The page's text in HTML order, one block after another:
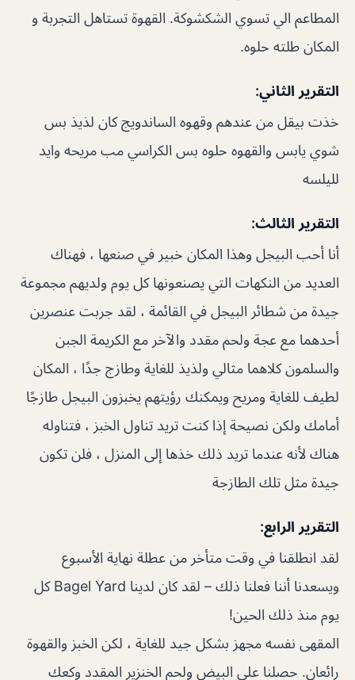
المطاعم الي تسوي الشكشوكة. القهوة تستاهل التجربة و
المكان طلته حلوه.
التقرير الثاني:
خذت بيقل من عندهم وقهوه الساندويج كان لذيذ بس
شوي يابس والقهوه حلوه بس الكراسي مب مريحه وايد
لليلسه
التقرير الثالث:
أنا أحب البيجل وهذا المكان خبير في صنعها ، فهناك
العديد من النكهات التي يصنعونها كل يوم ولديهم مجموعة
جيدة من شطائر البيجل في القائمة ، لقد جربت عنصرين
أحدهما مع عجة ولحم مقدد والآخر مع الكريمة الجبن
والسلمون كلاهما مثالي ولذيذ للغاية وطازج جدًا ، المكان
لطيف للغاية ومريح ويمكنك رؤيتهم يخبزون البيجل طازجًا
أمامك ولكن نصيحة إذا كنت تريد تناول الخبز ، فتناوله
هناك لأنه عندما تريد ذلك خذها إلى المنزل ، فلن تكون
جيدة مثل تلك الطازجة
التقرير الرابع:
لقد انطلقنا في وقت متأخر من عطلة نهاية الأسبوع
ويسعدنا أننا فعلنا ذلك – لقد كان لدينا Bagel Yard كل
يوم منذ ذلك الحين!
المقهى نفسه مجهز بشكل جيد للغاية ، لكن الخبز والقهوة
رائعان. حصلنا على البيض ولحم الخنزير المقدد وكعك